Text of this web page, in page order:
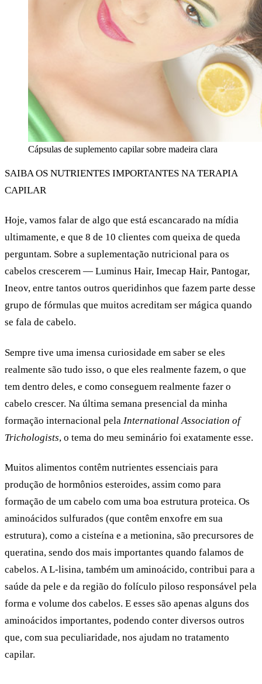
Cápsulas de suplemento capilar sobre madeira clara
SAIBA OS NUTRIENTES IMPORTANTES NA TERAPIA
CAPILAR
Hoje, vamos falar de algo que está escancarado na mídia
ultimamente, e que 8 de 10 clientes com queixa de queda
perguntam. Sobre a suplementação nutricional para os
cabelos crescerem — Luminus Hair, Imecap Hair, Pantogar,
Ineov, entre tantos outros queridinhos que fazem parte desse
grupo de fórmulas que muitos acreditam ser mágica quando
se fala de cabelo.
Sempre tive uma imensa curiosidade em saber se eles
realmente são tudo isso, o que eles realmente fazem, o que
tem dentro deles, e como conseguem realmente fazer o
cabelo crescer. Na última semana presencial da minha
formação internacional pela International Association of
Trichologists, o tema do meu seminário foi exatamente esse.
Muitos alimentos contêm nutrientes essenciais para
produção de hormônios esteroides, assim como para
formação de um cabelo com uma boa estrutura proteica. Os
aminoácidos sulfurados (que contêm enxofre em sua
estrutura), como a cisteína e a metionina, são precursores de
queratina, sendo dos mais importantes quando falamos de
cabelos. AL-lisina, também um aminoácido, contribui para a
saúde da pele e da região do folículo piloso responsável pela
forma e volume dos cabelos. E esses são apenas alguns dos
aminoácidos importantes, podendo conter diversos outros
que, com sua peculiaridade, nos ajudam no tratamento
capilar.